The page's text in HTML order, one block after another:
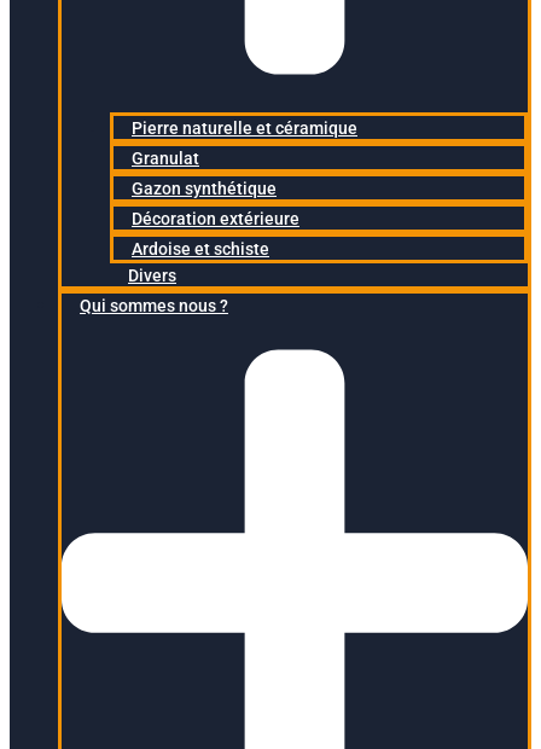
Pierre naturelle et céramique
Granulat
Gazon synthétique
Décoration extérieure
Ardoise et schiste
Divers
Qui sommes nous ?